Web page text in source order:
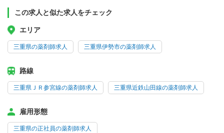
この求人と似た求人をチェック
エリア
三重県の薬剤師求人 三重県伊勢市の薬剤師求人
路線
三重県ＪＲ参宮線の薬剤師求人 三重県近鉄山田線の薬剤師求人
雇用形態
三重県の正社員の薬剤師求人